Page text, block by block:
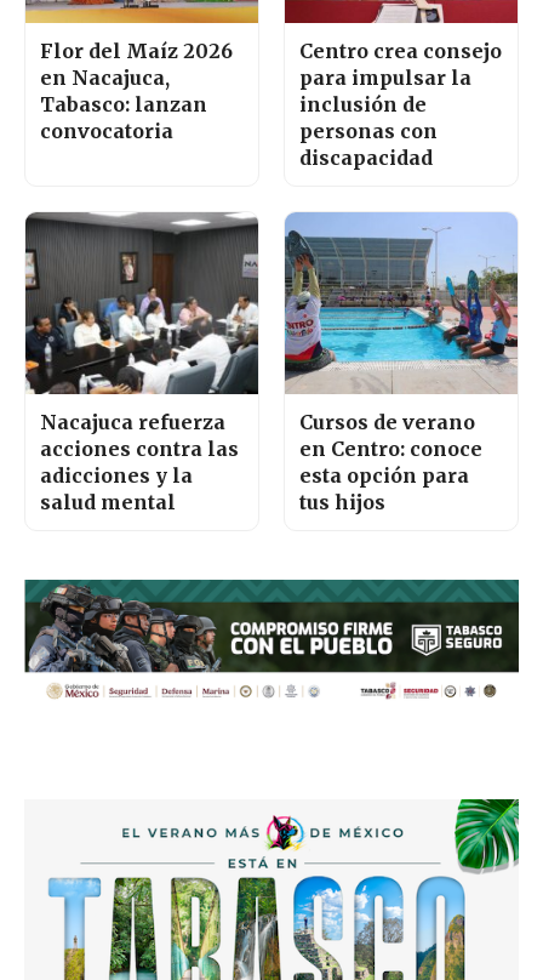
Flor del Maíz 2026
en Nacajuca,
Tabasco: lanzan
convocatoria
Centro crea consejo
para impulsar la
inclusión de
personas con
discapacidad
Nacajuca refuerza
acciones contra las
adicciones y la
salud mental
Cursos de verano
en Centro: conoce
esta opción para
tus hijos